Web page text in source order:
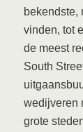
bekendste,
vinden, tot
de meest
South
wedijveren
grote